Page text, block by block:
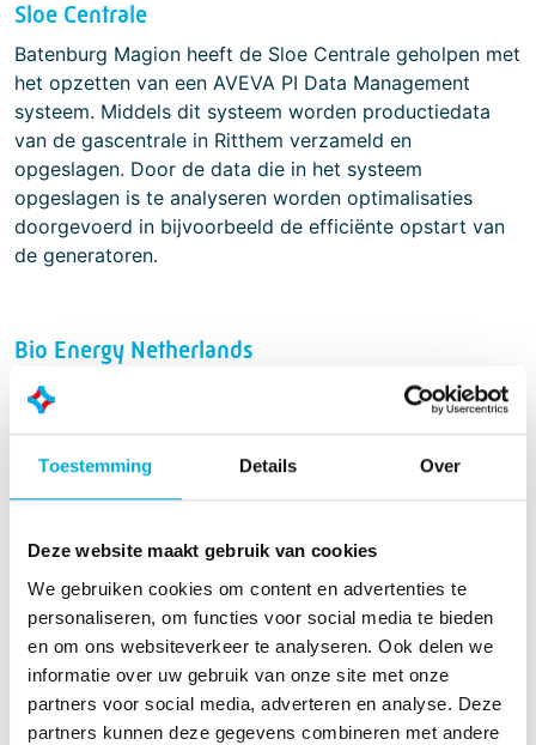
Toestemming Details Over
Deze website maakt gebruik van cookies
We gebruiken cookies om content en advertenties te
personaliseren, om functies voor social media te bieden
en om ons websiteverkeer te analyseren. Ook delen we
informatie over uw gebruik van onze site met onze
partners voor social media, adverteren en analyse. Deze
partners kunnen deze gegevens combineren met andere
Sloe Centrale
Batenburg Magion heeft de Sloe Centrale geholpen met
het opzetten van een AVEVA PI Data Management
systeem. Middels dit systeem worden productiedata
van de gascentrale in Ritthem verzameld en
opgeslagen. Door de data die in het systeem
opgeslagen is te analyseren worden optimalisaties
doorgevoerd in bijvoorbeeld de efficiënte opstart van
de generatoren.
Bio Energy Netherlands
Voor Bio Energy Nederland heeft Batenburg Magion
voor de bio massa centrale in Amsterdam een AVEVA
van de data die door dit systeem opgeslagen wordt,
kan Bio Energy Nederland de werking van deze eerste
van dit soort centrales te kunnen opzetten.
Engie-Electrabel
Batenburg Magion assisteert Engie-Electrabel met het
opzetten van data modellen in het AVEVA PI Asset